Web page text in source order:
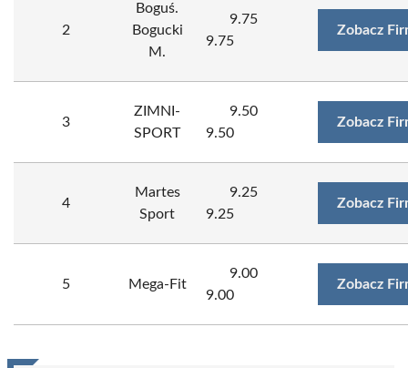
2
Boguś.
Bogucki
M.
9.75
9.75
Zobacz
3
ZIMNI-
SPORT
9.50
9.50
Zobacz
4
Martes
Sport
9.25
9.25
Zobacz
5 Mega-Fit
9.00
9.00
Zobacz